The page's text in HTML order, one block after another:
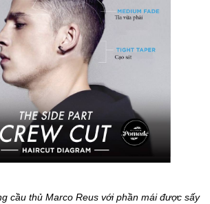
cầu thủ Marco Reus với phần mái được sấy